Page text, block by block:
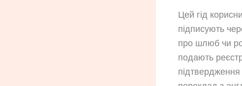
Цей гід
підписують
про шлюб чи
подають